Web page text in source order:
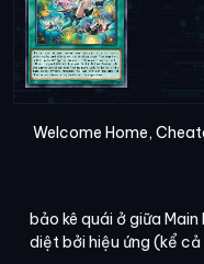
Welcome Home,
bảo kê quái ở giữa
diệt bởi hiệu ứng (kể